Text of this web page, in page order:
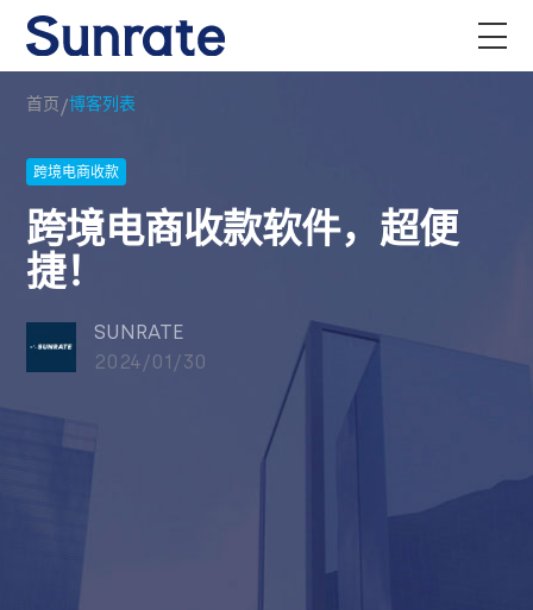
首页/博客列表
跨境电商收款
跨境电商收款软件，超便
捷！
SUNRATE
2024/01/30